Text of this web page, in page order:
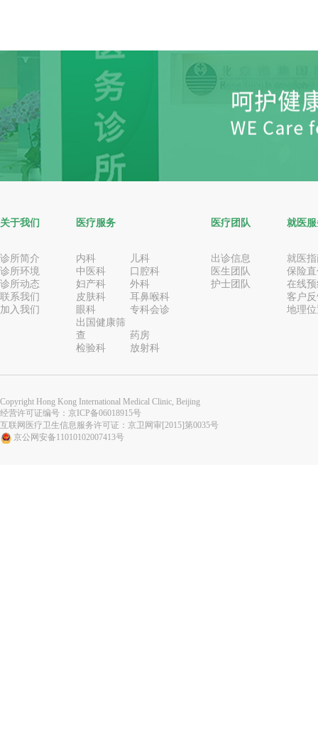
关于我们
诊所简介
诊所环境
诊所动态
联系我们
加入我们
医疗服务
内科
儿科
中医科
口腔科
妇产科
外科
皮肤科
耳鼻喉科
眼科
专科会诊
出国健康筛
查
药房
检验科
放射科
医疗团队
出诊信息
医生团队
护士团队
就医
就医
保险
在线
客户
地理
Copyright Hong Kong International Medical Clinic, Beijing
经营许可证编号： 京ICP备06018915号
互联网医疗卫生信息服务许可证：京卫网审[2015]第0035号
京公网安备11010102007413号